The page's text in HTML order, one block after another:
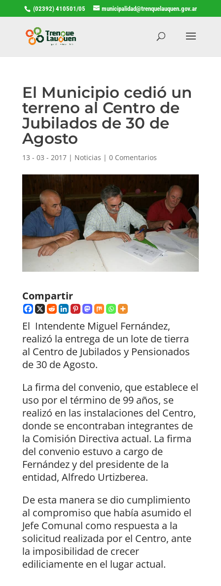
(02392) 410501/05 municipalidad@trenquelauquen.gov.ar
El Municipio cedió un
terreno al Centro de
Jubilados de 30 de
Agosto
13 - 03 - 2017| Noticias | 0 Comentarios
Compartir
El Intendente Miguel Fernández,
realizó la entrega de un lote de tierra
al Centro de Jubilados y Pensionados
de 30 de Agosto.
La firma del convenio, que establece el
uso por el término de 99 años, se
realizó en las instalaciones del Centro,
donde se encontraban integrantes de
la Comisión Directiva actual. La firma
del convenio estuvo a cargo de
Fernández y del presidente de la
entidad, Alfredo Urtizberea.
De esta manera se dio cumplimiento
al compromiso que había asumido el
Jefe Comunal como respuesta a la
solicitud realizada por el Centro, ante
la imposibilidad de crecer
ediliciamente en el lugar actual.